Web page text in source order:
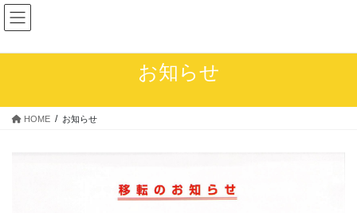
コ
ン
ン
ス
ナ
ビ
ー
ン
お知らせ
HOME お知らせ